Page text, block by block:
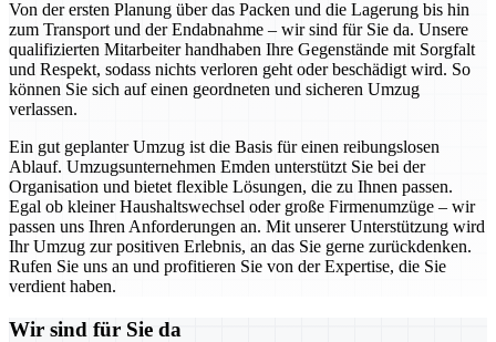
Von der ersten Planung über das Packen und die Lagerung bis hin
zum Transport und der Endabnahme – wir sind für Sie da. Unsere
qualifizierten Mitarbeiter handhaben Ihre Gegenstände mit Sorgfalt
und Respekt, sodass nichts verloren geht oder beschädigt wird. So
können Sie sich auf einen geordneten und sicheren Umzug
verlassen.
Ein gut geplanter Umzug ist die Basis für einen reibungslosen
Ablauf. Umzugsunternehmen Emden unterstützt Sie bei der
Organisation und bietet flexible Lösungen, die zu Ihnen passen.
Egal ob kleiner Haushaltswechsel oder große Firmenumzüge – wir
passen uns Ihren Anforderungen an. Mit unserer Unterstützung wird
Ihr Umzug zur positiven Erlebnis, an das Sie gerne zurückdenken.
Rufen Sie uns an und profitieren Sie von der Expertise, die Sie
verdient haben.
Wir sind für Sie da